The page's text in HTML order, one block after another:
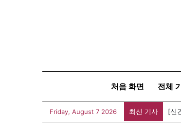
처음 화면 전체
Friday, August 7 2026 최신 기사 [신